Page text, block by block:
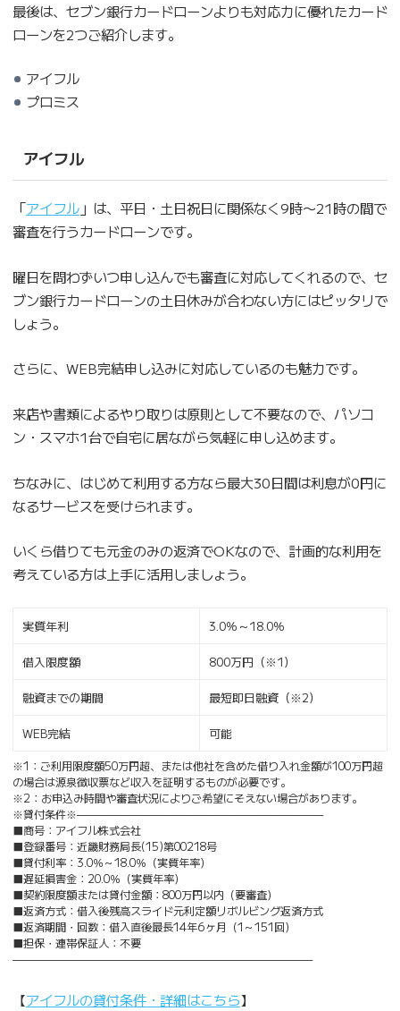
最後は、セブン銀行カードローンよりも対応力に優れたカード
ローンを2つご紹介します。
アイフル
プロミス
アイフル
「アイフル」は、平日・土日祝日に関係なく9時〜21時の間で
審査を行うカードローンです。
曜日を問わずいつ申し込んでも審査に対応してくれるので、セ
ブン銀行カードローンの土日休みが合わない方にはピッタリで
しょう。
さらに、WEB完結申し込みに対応しているのも魅力です。
来店や書類によるやり取りは原則として不要なので、パソコ
ン・スマホ1台で自宅に居ながら気軽に申し込めます。
ちなみに、はじめて利用する方なら最大30日間は利息が0円に
なるサービスを受けられます。
いくら借りても元金のみの返済でOKなので、計画的な利用を
考えている方は上手に活用しましょう。
実質年利 3.0％～18.0％
借入限度額 800万円（※1）
融資までの期間 最短即日融資（※2）
WEB完結 可能
※1：ご利用限度額50万円超、または他社を含めた借り入れ金額が100万円超
の場合は源泉徴収票など収入を証明するものが必要です。
※2：お申込み時間や審査状況によりご希望にそえない場合があります。
※貸付条件※———————————————————————
■商号：アイフル株式会社
■登録番号：近畿財務局長(15)第00218号
■貸付利率：3.0％～18.0％（実質年率）
■遅延損害金：20.0％（実質年率）
■契約限度額または貸付金額：800万円以内（要審査）
■返済方式：借入後残高スライド元利定額リボルビング返済方式
■返済期間・回数：借入直後最長14年6ヶ月（1～151回）
■担保・連帯保証人：不要
————————————————————————————
【アイフルの貸付条件・詳細はこちら】